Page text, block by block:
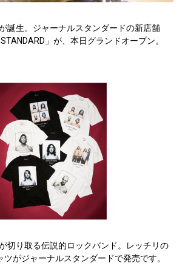
誕生。ジャーナルスタンダードの新店舗
STANDARD」が、本日グランドオープン。
切り取る伝説的ロックバンド。レッチリの
がジャーナルスタンダードで発売です。